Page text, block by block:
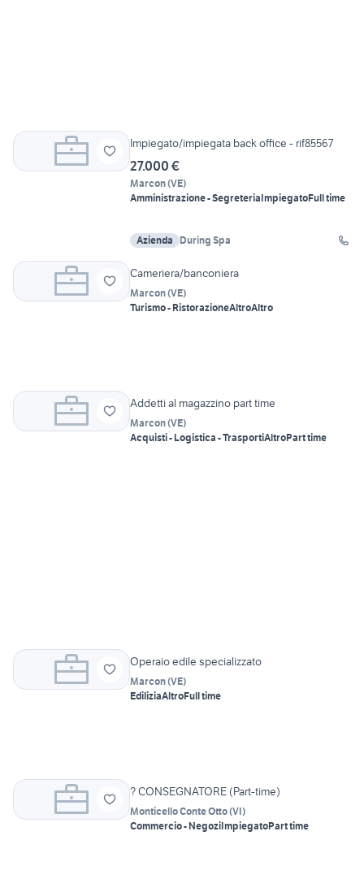
Impiegato/impiegata back office - rif85567
27.000 €
Marcon(VE)
Amministrazione - SegreteriaImpiegatoFull time
Azienda During Spa
Cameriera/banconiera
Marcon(VE)
Turismo - RistorazioneAltroAltro
Addetti al magazzino part time
Marcon(VE)
Acquisti - Logistica - TrasportiAltroPart time
Operaio edile specializzato
Marcon(VE)
EdiliziaAltroFull time
? CONSEGNATORE (Part-time)
Monticello Conte Otto(VI)
Commercio - NegoziImpiegatoPart time